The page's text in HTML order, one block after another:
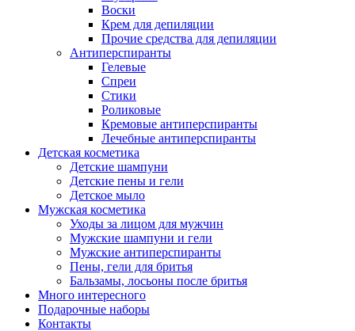
Воски
Крем для депиляции
Прочие средства для депиляции
Антиперспиранты
Гелевые
Спреи
Стики
Роликовые
Кремовые антиперспиранты
Лечебные антиперспиранты
Детская косметика
Детские шампуни
Детские пены и гели
Детское мыло
Мужская косметика
Уходы за лицом для мужчин
Мужские шампуни и гели
Мужские антиперспиранты
Пены, гели для бритья
Бальзамы, лосьоны после бритья
Много интересного
Подарочные наборы
Контакты